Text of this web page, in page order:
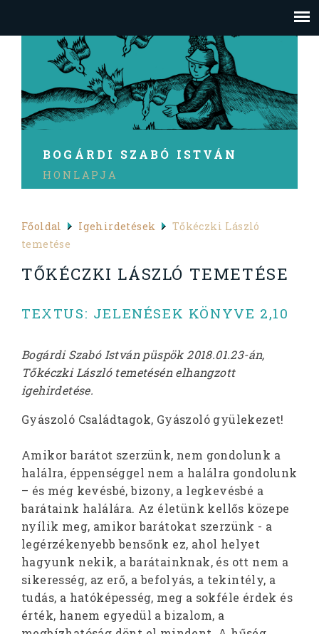
BOGÁRDI SZABÓ ISTVÁN
HONLAPJA
Főoldal Igehirdetések
Tőkéczki László
temetése
TŐKÉCZKI LÁSZLÓ TEMETÉSE
TEXTUS: JELENÉSEK KÖNYVE 2,10
Bogárdi Szabó István püspök 2018.01.23-án,
Tőkéczki László temetésén elhangzott
igehirdetése.
Gyászoló Családtagok, Gyászoló gyülekezet!
Amikor barátot szerzünk, nem gondolunk a
halálra, éppenséggel nem a halálra gondolunk
– és még kevésbé, bizony, a legkevésbé a
barátaink halálára. Az életünk kellős közepe
nyílik meg, amikor barátokat szerzünk - a
legérzékenyebb bensőnk ez, ahol helyet
hagyunk nekik, a barátainknak, és ott nem a
sikeresség, az erő, a befolyás, a tekintély, a
tudás, a hatóképesség, meg a sokféle érdek és
érték, hanem egyedül a bizalom, a